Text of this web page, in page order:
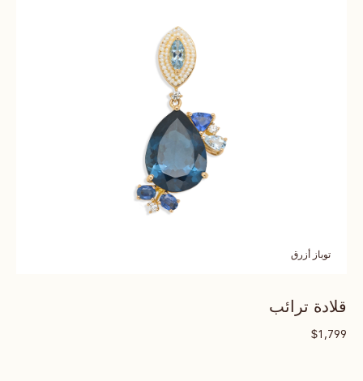
توباز أزرق
قلادة ترائب
$1,799